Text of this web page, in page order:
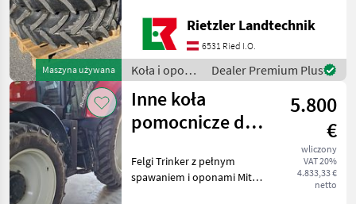
rolnicza
Kola I
Opony
Kompletne
Kola
WYBIERZ
KATEGORIĘ
Kompletne koła
14
MARKETPLACE
Maszyna używana
Rietzler Landtechnik
6531 Ried I.O.
Koła i opony
/ Sonstige
Dealer Premium Plus
Inne koła
pomocnicze do
Profi, New
Holland T6, Cas
5.800
€
wliczony
VAT 20%
4.833,33 €
netto
Felgi Trinker z pełnym
spawaniem i oponami Mitas